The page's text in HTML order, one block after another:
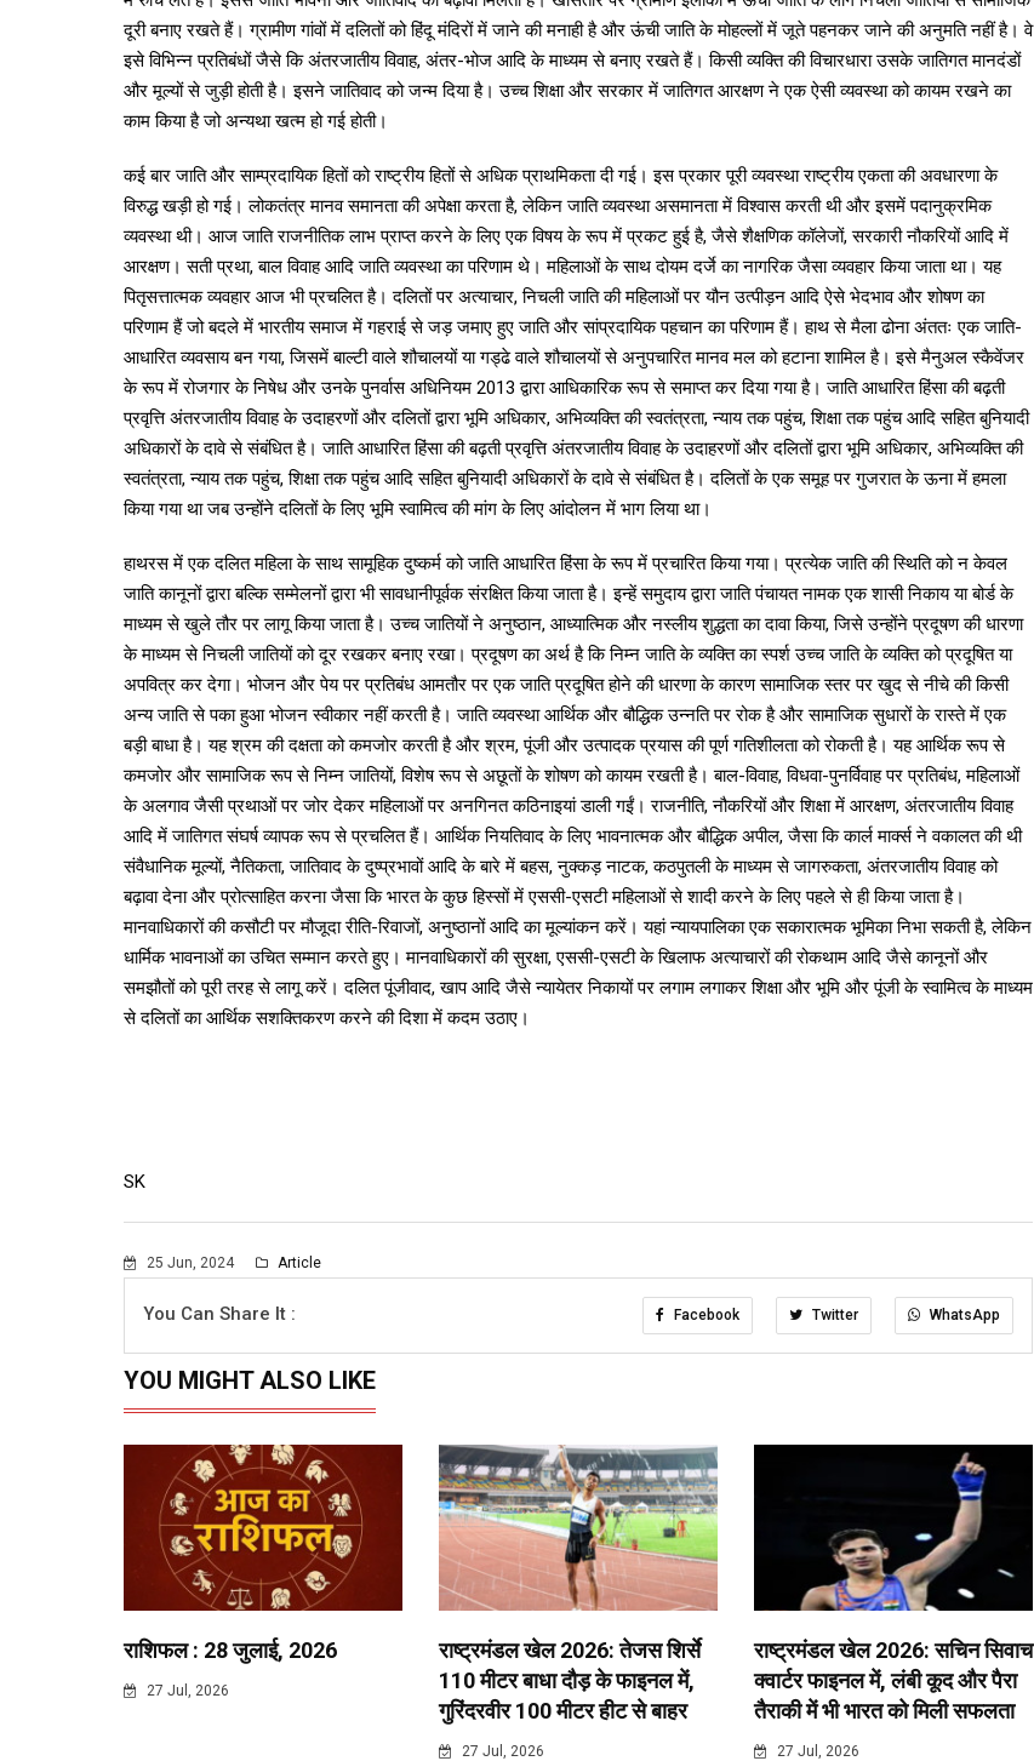
दूरी बनाए रखते हैं। ग्रामीण गांवों में दलितों को हिंदू मंदिरों में जाने की मनाही है और ऊंची जाति के मोहल्लों में जूते पहनकर जाने की अनुमति नहीं है। वे
इसे विभिन्न प्रतिबंधों जैसे कि अंतरजातीय विवाह, अंतर-भोज आदि के माध्यम से बनाए रखते हैं। किसी व्यक्ति की विचारधारा उसके जातिगत मानदंडों
और मूल्यों से जुड़ी होती है। इसने जातिवाद को जन्म दिया है। उच्च शिक्षा और सरकार में जातिगत आरक्षण ने एक ऐसी व्यवस्था को कायम रखने का
काम किया है जो अन्यथा खत्म हो गई होती।
कई बार जाति और साम्प्रदायिक हितों को राष्ट्रीय हितों से अधिक प्राथमिकता दी गई। इस प्रकार पूरी व्यवस्था राष्ट्रीय एकता की अवधारणा के
विरुद्ध खड़ी हो गई। लोकतंत्र मानव समानता की अपेक्षा करता है, लेकिन जाति व्यवस्था असमानता में विश्वास करती थी और इसमें पदानुक्रमिक
व्यवस्था थी। आज जाति राजनीतिक लाभ प्राप्त करने के लिए एक विषय के रूप में प्रकट हुई है, जैसे शैक्षणिक कॉलेजों, सरकारी नौकरियों आदि में
आरक्षण। सती प्रथा, बाल विवाह आदि जाति व्यवस्था का परिणाम थे। महिलाओं के साथ दोयम दर्जे का नागरिक जैसा व्यवहार किया जाता था। यह
पितृसत्तात्मक व्यवहार आज भी प्रचलित है। दलितों पर अत्याचार, निचली जाति की महिलाओं पर यौन उत्पीड़न आदि ऐसे भेदभाव और शोषण का
परिणाम हैं जो बदले में भारतीय समाज में गहराई से जड़ जमाए हुए जाति और सांप्रदायिक पहचान का परिणाम हैं। हाथ से मैला ढोना अंततः एक जाति-
आधारित व्यवसाय बन गया, जिसमें बाल्टी वाले शौचालयों या गड्ढे वाले शौचालयों से अनुपचारित मानव मल को हटाना शामिल है। इसे मैनुअल स्कैवेंजर
के रूप में रोजगार के निषेध और उनके पुनर्वास अधिनियम 2013 द्वारा आधिकारिक रूप से समाप्त कर दिया गया है। जाति आधारित हिंसा की बढ़ती
प्रवृत्ति अंतरजातीय विवाह के उदाहरणों और दलितों द्वारा भूमि अधिकार, अभिव्यक्ति की स्वतंत्रता, न्याय तक पहुंच, शिक्षा तक पहुंच आदि सहित बुनियादी
अधिकारों के दावे से संबंधित है। जाति आधारित हिंसा की बढ़ती प्रवृत्ति अंतरजातीय विवाह के उदाहरणों और दलितों द्वारा भूमि अधिकार, अभिव्यक्ति की
स्वतंत्रता, न्याय तक पहुंच, शिक्षा तक पहुंच आदि सहित बुनियादी अधिकारों के दावे से संबंधित है। दलितों के एक समूह पर गुजरात के ऊना में हमला
किया गया था जब उन्होंने दलितों के लिए भूमि स्वामित्व की मांग के लिए आंदोलन में भाग लिया था।
हाथरस में एक दलित महिला के साथ सामूहिक दुष्कर्म को जाति आधारित हिंसा के रूप में प्रचारित किया गया। प्रत्येक जाति की स्थिति को न केवल
जाति कानूनों द्वारा बल्कि सम्मेलनों द्वारा भी सावधानीपूर्वक संरक्षित किया जाता है। इन्हें समुदाय द्वारा जाति पंचायत नामक एक शासी निकाय या बोर्ड के
माध्यम से खुले तौर पर लागू किया जाता है। उच्च जातियों ने अनुष्ठान, आध्यात्मिक और नस्लीय शुद्धता का दावा किया, जिसे उन्होंने प्रदूषण की धारणा
के माध्यम से निचली जातियों को दूर रखकर बनाए रखा। प्रदूषण का अर्थ है कि निम्न जाति के व्यक्ति का स्पर्श उच्च जाति के व्यक्ति को प्रदूषित या
अपवित्र कर देगा। भोजन और पेय पर प्रतिबंध आमतौर पर एक जाति प्रदूषित होने की धारणा के कारण सामाजिक स्तर पर खुद से नीचे की किसी
अन्य जाति से पका हुआ भोजन स्वीकार नहीं करती है। जाति व्यवस्था आर्थिक और बौद्धिक उन्नति पर रोक है और सामाजिक सुधारों के रास्ते में एक
बड़ी बाधा है। यह श्रम की दक्षता को कमजोर करती है और श्रम, पूंजी और उत्पादक प्रयास की पूर्ण गतिशीलता को रोकती है। यह आर्थिक रूप से
कमजोर और सामाजिक रूप से निम्न जातियों, विशेष रूप से अछूतों के शोषण को कायम रखती है। बाल-विवाह, विधवा-पुनर्विवाह पर प्रतिबंध, महिलाओं
के अलगाव जैसी प्रथाओं पर जोर देकर महिलाओं पर अनगिनत कठिनाइयां डाली गईं। राजनीति, नौकरियों और शिक्षा में आरक्षण, अंतरजातीय विवाह
आदि में जातिगत संघर्ष व्यापक रूप से प्रचलित हैं। आर्थिक नियतिवाद के लिए भावनात्मक और बौद्धिक अपील, जैसा कि कार्ल मार्क्स ने वकालत की थी
संवैधानिक मूल्यों, नैतिकता, जातिवाद के दुष्प्रभावों आदि के बारे में बहस, नुक्कड़ नाटक, कठपुतली के माध्यम से जागरुकता, अंतरजातीय विवाह को
बढ़ावा देना और प्रोत्साहित करना जैसा कि भारत के कुछ हिस्सों में एससी-एसटी महिलाओं से शादी करने के लिए पहले से ही किया जाता है।
मानवाधिकारों की कसौटी पर मौजूदा रीति-रिवाजों, अनुष्ठानों आदि का मूल्यांकन करें। यहां न्यायपालिका एक सकारात्मक भूमिका निभा सकती है, लेकिन
धार्मिक भावनाओं का उचित सम्मान करते हुए। मानवाधिकारों की सुरक्षा, एससी-एसटी के खिलाफ अत्याचारों की रोकथाम आदि जैसे कानूनों और
समझौतों को पूरी तरह से लागू करें। दलित पूंजीवाद, खाप आदि जैसे न्यायेतर निकायों पर लगाम लगाकर शिक्षा और भूमि और पूंजी के स्वामित्व के माध्यम
से दलितों का आर्थिक सशक्तिकरण करने की दिशा में कदम उठाए।
SK
25 Jun, 2024 Article
You Can Share It : Facebook Twitter WhatsApp
YOU MIGHT ALSO LIKE
राशिफल : 28 जुलाई, 2026
27 Jul, 2026
राष्ट्रमंडल खेल 2026: तेजस शिर्से
110 मीटर बाधा दौड़ के फाइनल में,
गुरिंदरवीर 100 मीटर हीट से बाहर
27 Jul, 2026
राष्ट्रमंडल खेल 2026: सचिन सिवाच
क्वार्टर फाइनल में, लंबी कूद और पैरा
तैराकी में भी भारत को मिली सफलता
27 Jul, 2026